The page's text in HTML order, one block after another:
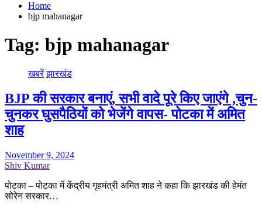
Home
bjp mahanagar
Tag: bjp mahanagar
खबरें झारखंड
BJP की सरकार बनाएं, सभी वादे पूरे किए जाएंगे ,चुन-
चुनकर घुसपैठियों को भेजेंगे वापस- पोटका में अमित
शाह
November 9, 2024
Shiv Kumar
पोटका – पोटका में केंद्रीय गृहमंत्री अमित शाह ने कहा कि झारखंड की हेमंत
सोरेन सरकार…